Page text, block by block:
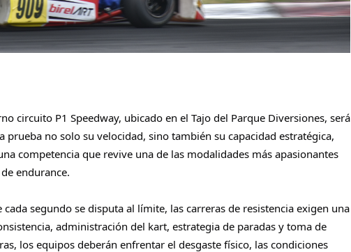
circuito P1 Speedway, ubicado en el Tajo del Parque Diversiones, será
no solo su velocidad, sino también su capacidad estratégica,
competencia que revive una de las modalidades más apasionantes
endurance.
segundo se disputa al límite, las carreras de resistencia exigen una
administración del kart, estrategia de paradas y toma de
los equipos deberán enfrentar el desgaste físico, las condiciones